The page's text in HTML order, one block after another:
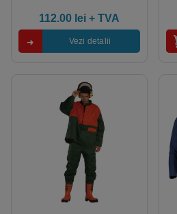
112.00 lei + TVA
Vezi detalii